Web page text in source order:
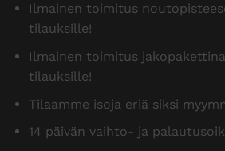
Ilmainen toimitus
tilauksille!
Ilmainen toimitus
tilauksille!
Tilaamme isoja eriä siksi
14 päivän vaihto- ja